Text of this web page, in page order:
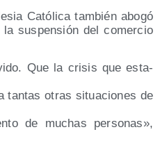
Cató­li­ca tam­bién abo­gó
sus­pen­sión del comer­cio
Que la cri­sis que esta­
tan­tas otras situa­cio­nes de
de muchas per­so­nas»,